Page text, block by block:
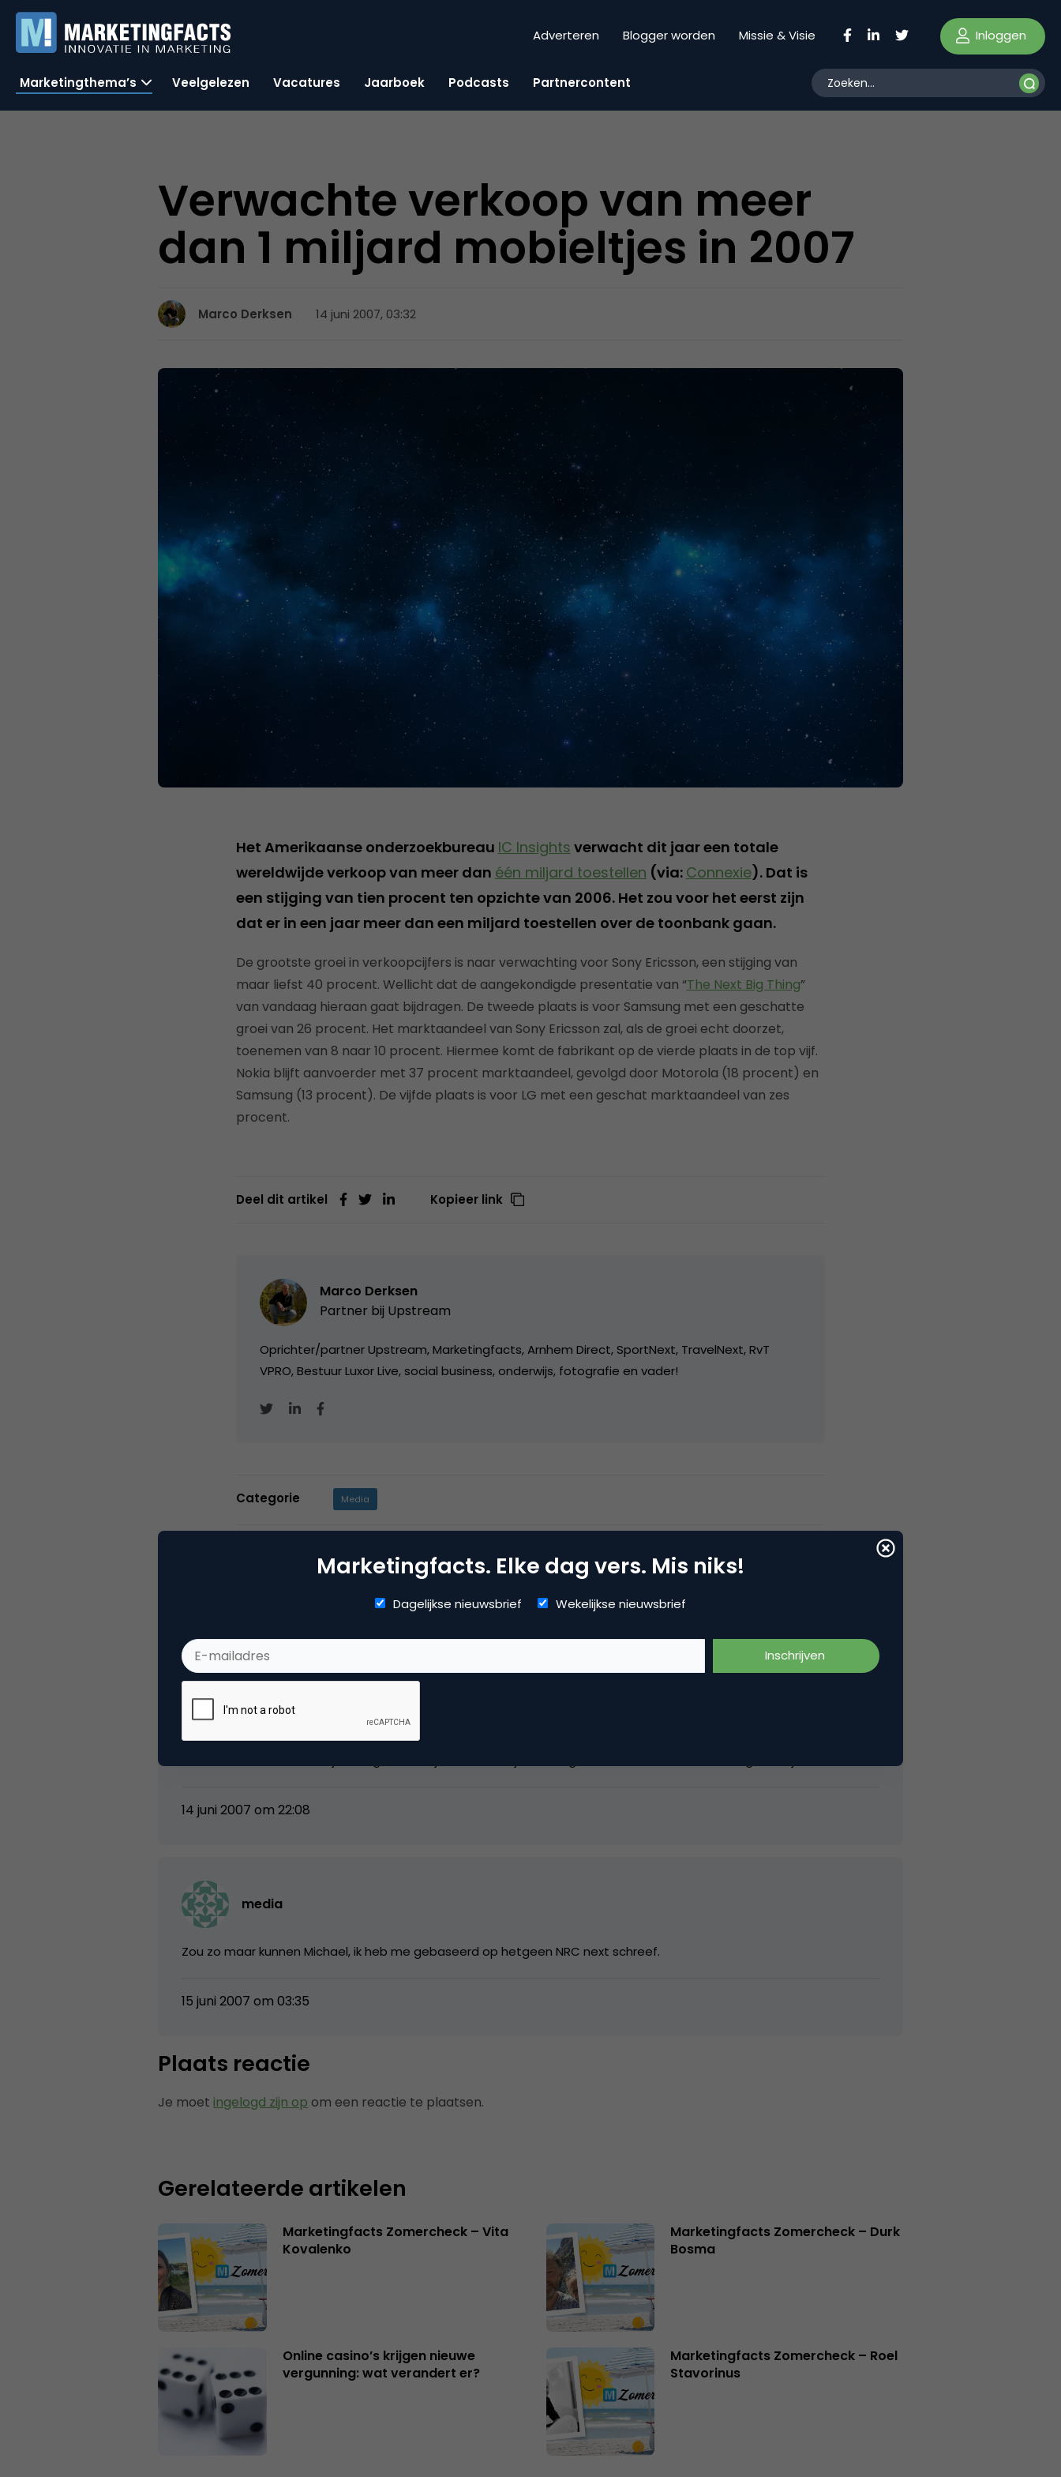
Adverteren Blogger worden Missie & Visie Inloggen
Marketingthema’s Veelgelezen Vacatures Jaarboek Podcasts Partnercontent
Verwachte verkoop van meer
dan 1 miljard mobieltjes in 2007
Marco Derksen 14 juni 2007, 03:32
Het Amerikaanse onderzoekbureau IC Insights verwacht dit jaar een totale
wereldwijde verkoop van meer dan één miljard toestellen (via: Connexie). Dat is
een stijging van tien procent ten opzichte van 2006. Het zou voor het eerst zijn
dat er in een jaar meer dan een miljard toestellen over de toonbank gaan.
De grootste groei in verkoopcijfers is naar verwachting voor Sony Ericsson, een stijging van
maar liefst 40 procent. Wellicht dat de aangekondigde presentatie van “The Next Big Thing”
van vandaag hieraan gaat bijdragen. De tweede plaats is voor Samsung met een geschatte
groei van 26 procent. Het marktaandeel van Sony Ericsson zal, als de groei echt doorzet,
toenemen van 8 naar 10 procent. Hiermee komt de fabrikant op de vierde plaats in de top vijf.
Nokia blijft aanvoerder met 37 procent marktaandeel, gevolgd door Motorola (18 procent) en
Samsung (13 procent). De vijfde plaats is voor LG met een geschat marktaandeel van zes
procent.
Deel dit artikel Kopieer link
Marco Derksen
Partner bij Upstream
Oprichter/partner Upstream, Marketingfacts, Arnhem Direct, SportNext, TravelNext, RvT
VPRO, Bestuur Luxor Live, social business, onderwijs, fotografie en vader!
Categorie Media
Michael Sprong
14 juni 2007 om 22:08
media
Zou zo maar kunnen Michael, ik heb me gebaseerd op hetgeen NRC next schreef.
15 juni 2007 om 03:35
Plaats reactie
Je moet ingelogd zijn op om een reactie te plaatsen.
Gerelateerde artikelen
Marketingfacts Zomercheck – Vita
Kovalenko
Marketingfacts Zomercheck – Durk
Bosma
Online casino’s krijgen nieuwe
vergunning: wat verandert er?
Marketingfacts Zomercheck – Roel
Stavorinus
Marketingfacts. Elke dag vers. Mis niks!
Dagelijkse nieuwsbrief Wekelijkse nieuwsbrief